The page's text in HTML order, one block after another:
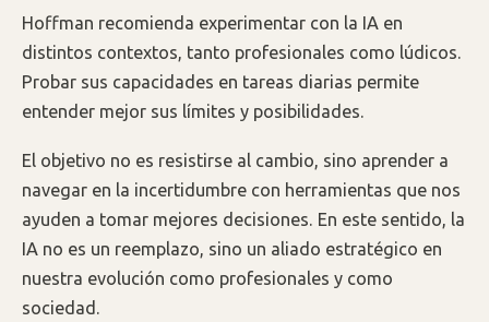
Hoffman recomienda experimentar con la IA en
distintos contextos, tanto profesionales como lúdicos.
Probar sus capacidades en tareas diarias permite
entender mejor sus límites y posibilidades.
El objetivo no es resistirse al cambio, sino aprender a
navegar en la incertidumbre con herramientas que nos
ayuden a tomar mejores decisiones. En este sentido, la
IA no es un reemplazo, sino un aliado estratégico en
nuestra evolución como profesionales y como
sociedad.